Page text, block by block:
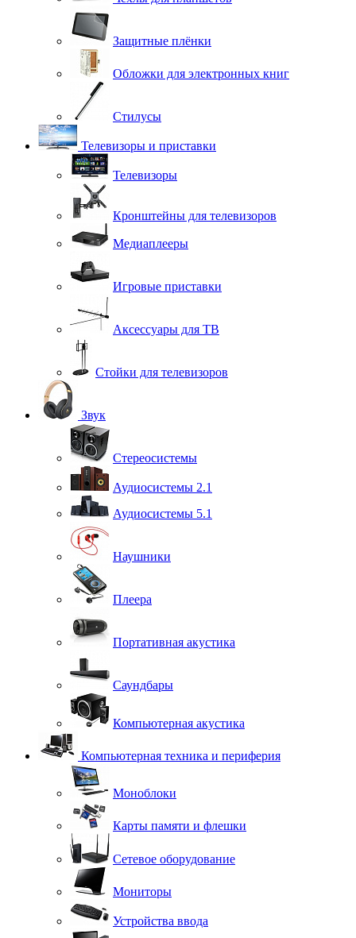
Защитные плёнки
Обложки для электронных книг
Стилусы
Телевизоры и приставки
Телевизоры
Кронштейны для телевизоров
Медиаплееры
Игровые приставки
Аксессуары для ТВ
Стойки для телевизоров
Звук
Стереосистемы
Аудиосистемы 2.1
Аудиосистемы 5.1
Наушники
Плеера
Портативная акустика
Саундбары
Компьютерная акустика
Компьютерная техника и периферия
Моноблоки
Карты памяти и флешки
Сетевое оборудование
Мониторы
Устройства ввода